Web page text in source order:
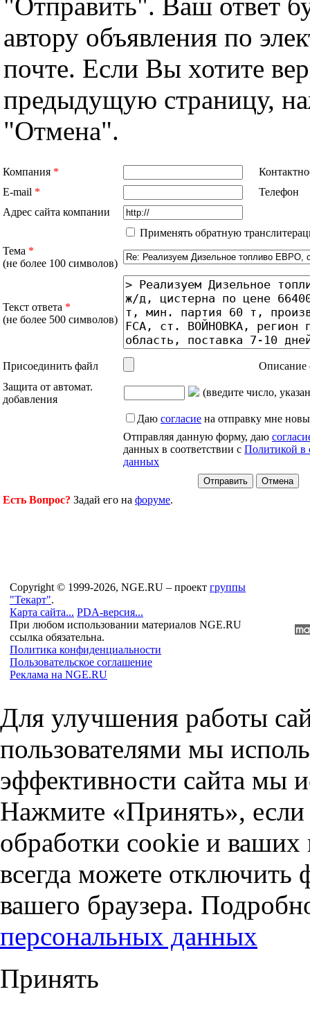
автору объявления по
почте. Если Вы хотите
предыдущую страницу,
"Отмена".
Компания *
E-mail *
Телефон
Адрес сайта компании
Применять обратную
Тема *
(не более 100 символов)
Текст ответа *
(не более 500 символов)
Присоединить файл
Описание
Защита от автомат.
добавления
(введите число,
Даю согласие на отправку мне
Отправляя данную форму, даю
данных в соответствии с Политикой в
данных
Есть Вопрос? Задай его на форуме.
Copyright © 1999-2026, NGE.RU – проект группы
"Текарт".
Карта сайта... PDA-версия...
При любом использовании материалов NGE.RU
ссылка обязательна.
Политика конфиденциальности
Пользовательское соглашение
Реклама на NGE.RU
Для улучшения работы
пользователями мы
эффективности сайта мы
Нажмите «Принять», если
обработки cookie и
всегда можете отключить
вашего браузера.
персональных данных
Принять